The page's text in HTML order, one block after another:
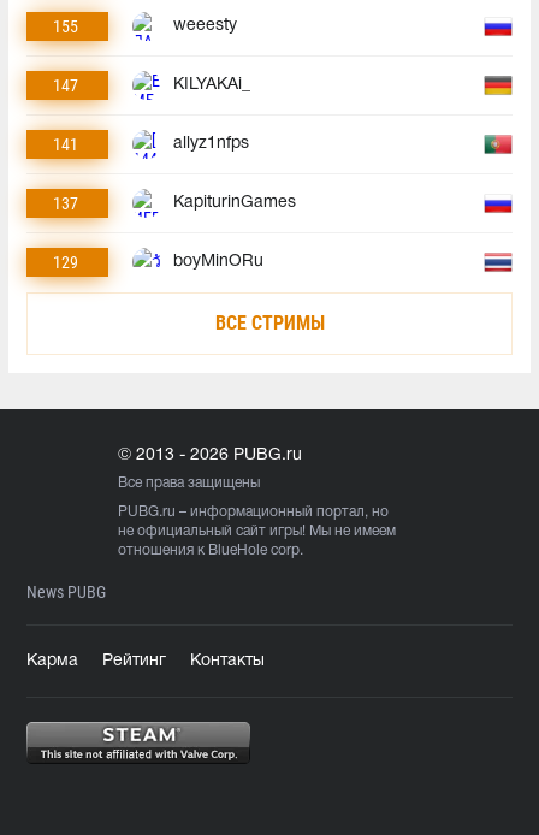
155 weeesty
147 KILYAKAi_
141 allyz1nfps
137 KapiturinGames
129 boyMinORu
ВСЕ СТРИМЫ
© 2013 - 2026 PUBG.ru
Все права защищены
PUBG.ru – информационный портал, но
не официальный сайт игры! Мы не имеем
отношения к BlueHole corp.
News PUBG
Карма Рейтинг Контакты